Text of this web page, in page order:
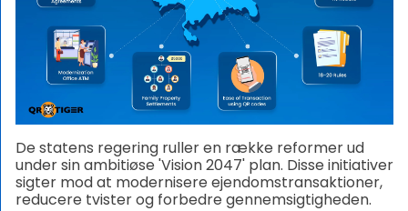
De statens regering ruller en række reformer ud
under sin ambitiøse 'Vision 2047' plan. Disse initiativer
sigter mod at modernisere ejendomstransaktioner,
reducere tvister og forbedre gennemsigtigheden.